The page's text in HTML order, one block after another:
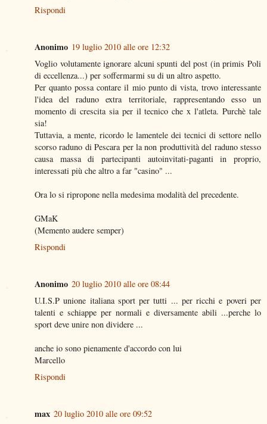
Rispondi
Anonimo 19 luglio 2010 alle ore 12:32
Voglio volutamente ignorare alcuni spunti del post (in primis Poli
di eccellenza...) per soffermarmi su di un altro aspetto.
Per quanto possa contare il mio punto di vista, trovo interessante
l'idea del raduno extra territoriale, rappresentando esso un
momento di crescita sia per il tecnico che x l'atleta. Purchè tale
sia!
Tuttavia, a mente, ricordo le lamentele dei tecnici di settore nello
scorso raduno di Pescara per la non produttività del raduno stesso
causa massa di partecipanti autoinvitati-paganti in proprio,
interessati più che altro a far "casino" ...
Ora lo si ripropone nella medesima modalità del precedente.
GMaK
(Memento audere semper)
Rispondi
Anonimo 20 luglio 2010 alle ore 08:44
U.I.S.P unione italiana sport per tutti ... per ricchi e poveri per
talenti e schiappe per normali e diversamente abili ...perche lo
sport deve unire non dividere ...
anche io sono pienamente d'accordo con lui
Marcello
Rispondi
max 20 luglio 2010 alle ore 09:52